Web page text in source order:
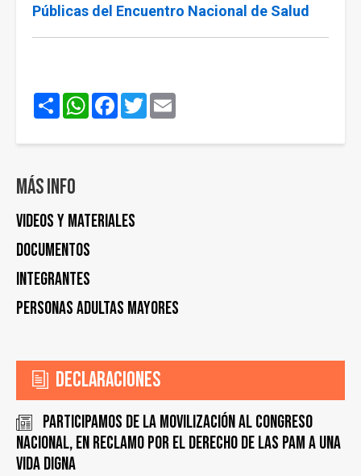
Públicas del Encuentro Nacional de Salud
ShareWhatsApp
Facebook
Twitter
Más info
Videos y materiales
Documentos
Integrantes
Personas Adultas Mayores
Declaraciones
Participamos de la movilización al Congreso
Nacional, en reclamo por el derecho de las PAM a una
vida digna